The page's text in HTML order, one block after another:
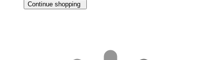
Continue shopping